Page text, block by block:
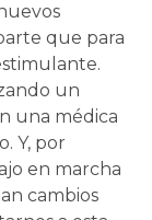
que para
un
una médica
Y, por
en marcha
cambios